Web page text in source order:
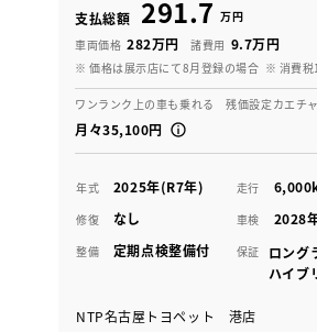
支払総額 291.7 万円
車両価格 282万円 諸費用 9.7万円
※ 価格は展示店にて8月登録の場合 ※ 消費税
ワンランク上の車も乗れる 残価設定カエチ
月々35,100円
年式 2025年(R7年) 走行
修復 なし 車検 2028
整備 定期点検整備付 保証
ロング
ハイブ
NTP名古屋トヨペット 港店